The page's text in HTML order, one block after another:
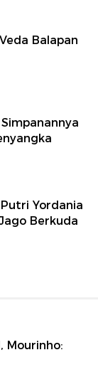
Balapan
Yordania
Berkuda
Mourinho: